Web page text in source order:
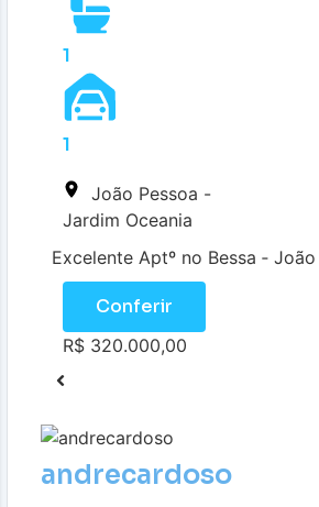
1
1
João Pessoa -
Jardim Oceania
Excelente Aptº no Bessa ‐ João
Conferir
R$ 320.000,00
andrecardoso